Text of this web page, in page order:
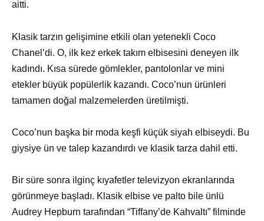
aitti.
Klasik tarzın gelişimine etkili olan yetenekli Coco
Chanel’di. O, ilk kez erkek takım elbisesini deneyen ilk
kadındı. Kısa sürede gömlekler, pantolonlar ve mini
etekler büyük popülerlik kazandı. Coco’nun ürünleri
tamamen doğal malzemelerden üretilmişti.
Coco’nun başka bir moda keşfi küçük siyah elbiseydi. Bu
giysiye ün ve talep kazandırdı ve klasik tarza dahil etti.
Bir süre sonra ilginç kıyafetler televizyon ekranlarında
görünmeye başladı. Klasik elbise ve palto bile ünlü
Audrey Hepburn tarafından “Tiffany’de Kahvaltı” filminde